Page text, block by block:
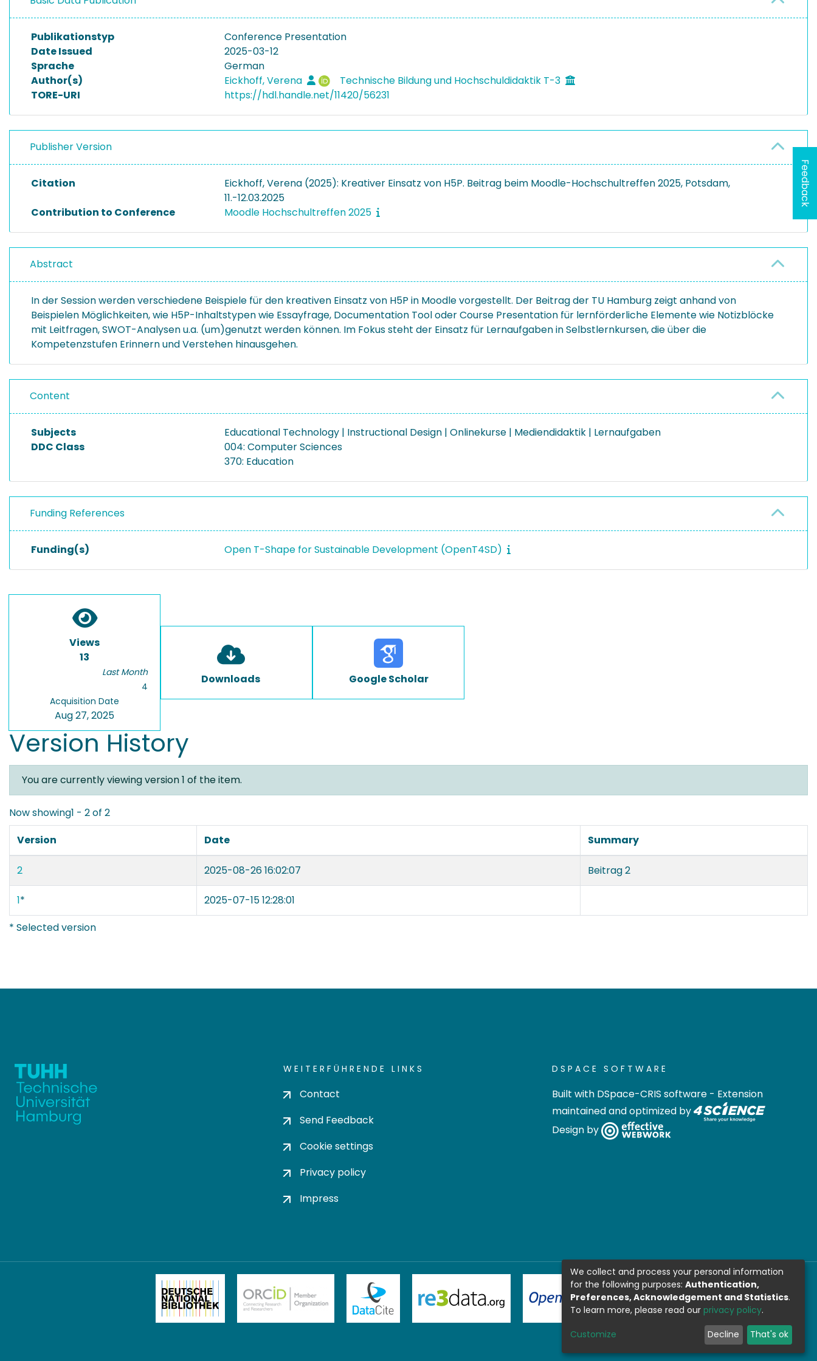
Publikationstyp
Conference Presentation
Date Issued
2025-03-12
Sprache
German
Author(s)
Eickhoff, Verena
Technische Bildung und Hochschuldidaktik T-3
TORE-URI
https://hdl.handle.net/11420/56231
Publisher Version
Citation
Eickhoff, Verena (2025): Kreativer Einsatz von H5P. Beitrag beim Moodle-Hochschultreffen 2025, Potsdam,
11.-12.03.2025
Contribution to Conference
Moodle Hochschultreffen 2025
Abstract
In der Session werden verschiedene Beispiele für den kreativen Einsatz von H5P in Moodle vorgestellt. Der Beitrag der TU Hamburg zeigt anhand von
Beispielen Möglichkeiten, wie H5P-Inhaltstypen wie Essayfrage, Documentation Tool oder Course Presentation für lernförderliche Elemente wie Notizblöcke
mit Leitfragen, SWOT-Analysen u.a. (um)genutzt werden können. Im Fokus steht der Einsatz für Lernaufgaben in Selbstlernkursen, die über die
Kompetenzstufen Erinnern und Verstehen hinausgehen.
Content
Subjects
Educational Technology | Instructional Design | Onlinekurse | Mediendidaktik | Lernaufgaben
DDC Class
004: Computer Sciences
370: Education
Funding References
Funding(s) Open T-Shape for Sustainable Development (OpenT4SD)
Views
13
Last Month
4
Acquisition Date
Aug 27, 2025
Downloads Google Scholar
Version History
You are currently viewing version 1 of the item.
Now showing1 - 2 of 2
Version
Date Summary
2 2025-08-26 16:02:07 Beitrag 2
1*
2025-07-15 12:28:01
* Selected version
WEITERFÜHRENDE LINKS
Contact
Send Feedback
Cookie settings
Privacy policy
Impress
DSPACE SOFTWARE
Built with DSpace-CRIS software - Extension
maintained and optimized by
Design by
Feedback
We collect and process your personal information
for the following purposes: Authentication,
Preferences, Acknowledgement and Statistics.
To learn more, please read our privacy policy.
Customize Decline That's ok